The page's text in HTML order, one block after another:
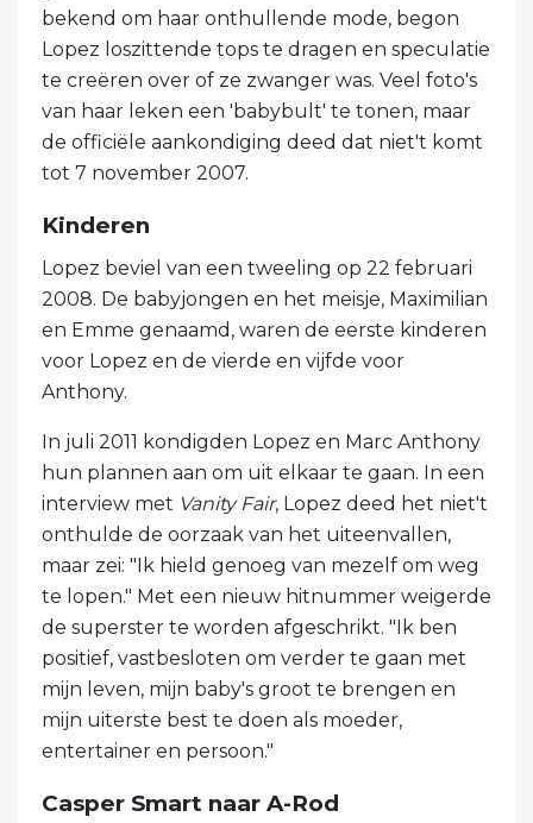
bekend om haar onthullende mode, begon
Lopez loszittende tops te dragen en speculatie
te creëren over of ze zwanger was. Veel foto's
van haar leken een 'babybult' te tonen, maar
de officiële aankondiging deed dat niet't komt
tot 7 november 2007.
Kinderen
Lopez beviel van een tweeling op 22 februari
2008. De babyjongen en het meisje, Maximilian
en Emme genaamd, waren de eerste kinderen
voor Lopez en de vierde en vijfde voor
Anthony.
In juli 2011 kondigden Lopez en Marc Anthony
hun plannen aan om uit elkaar te gaan. In een
interview met Vanity Fair, Lopez deed het niet't
onthulde de oorzaak van het uiteenvallen,
maar zei: "Ik hield genoeg van mezelf om weg
te lopen." Met een nieuw hitnummer weigerde
de superster te worden afgeschrikt. "Ik ben
positief, vastbesloten om verder te gaan met
mijn leven, mijn baby's groot te brengen en
mijn uiterste best te doen als moeder,
entertainer en persoon."
Casper Smart naar A-Rod